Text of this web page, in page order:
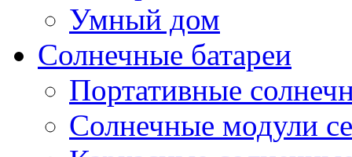
Умный дом
Солнечные батареи
Портативные
Солнечные модули